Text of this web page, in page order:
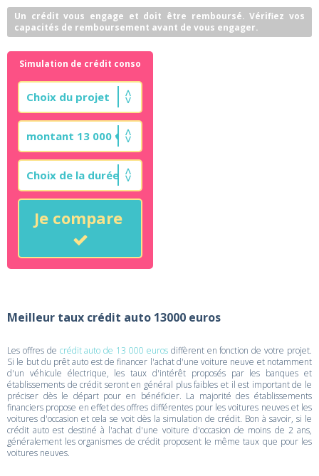
Un crédit vous engage et doit être remboursé. Vérifiez vos
capacités de remboursement avant de vous engager.
Simulation de crédit conso
Je compare
Meilleur taux crédit auto 13000 euros
Les offres de crédit auto de 13 000 euros diffèrent en fonction de votre projet.
Si le but du prêt auto est de financer l'achat d'une voiture neuve et notamment
d'un véhicule électrique, les taux d'intérêt proposés par les banques et
établissements de crédit seront en général plus faibles et il est important de le
préciser dès le départ pour en bénéficier. La majorité des établissements
financiers propose en effet des offres différentes pour les voitures neuves et les
voitures d'occasion et cela se voit dès la simulation de crédit. Bon à savoir, si le
crédit auto est destiné à l'achat d'une voiture d'occasion de moins de 2 ans,
généralement les organismes de crédit proposent le même taux que pour les
voitures neuves.